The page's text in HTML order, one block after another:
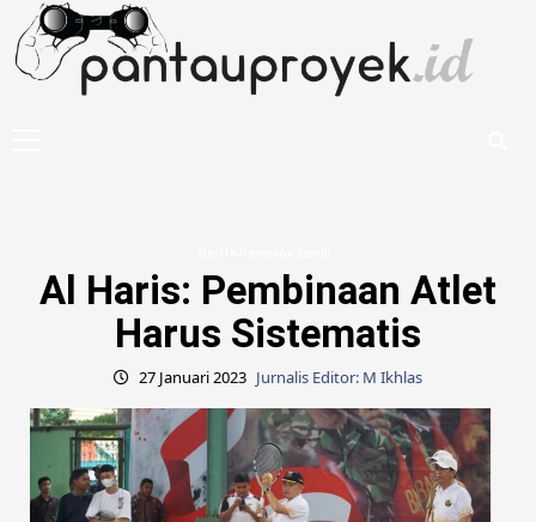
content
Al Haris: Pembinaan Atlet
Harus Sistematis
27 Januari 2023 Jurnalis Editor: M Ikhlas